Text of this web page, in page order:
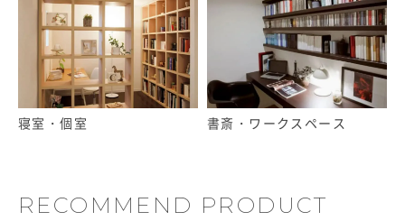
寝室・個室 書斎・ワークスペース
RECOMMEND PRODUCT